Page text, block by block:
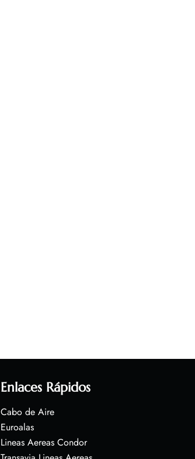
Enlaces Rápidos
Cabo de Aire
Euroalas
Lineas Aereas Condor